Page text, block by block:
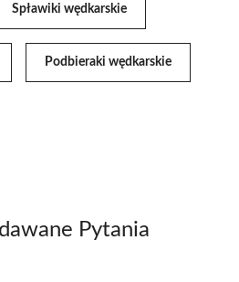
Spławiki wędkarskie
Podbieraki wędkarskie
Pytania